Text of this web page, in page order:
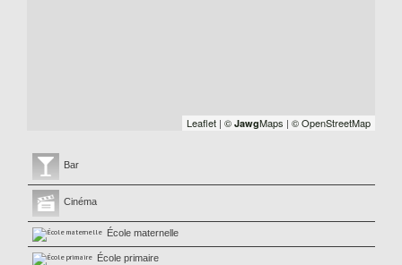
Leaflet | © JawgMaps | © OpenStreetMap
Bar
Cinéma
École maternelle
École primaire